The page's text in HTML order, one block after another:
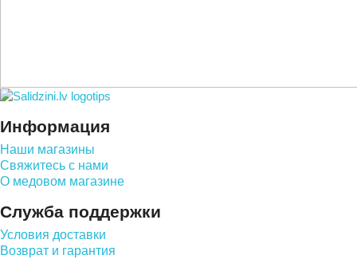
Информация
Наши магазины
Свяжитесь с нами
О медовом магазине
Служба поддержки
Условия доставки
Возврат и гарантия